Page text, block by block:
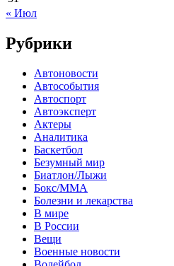
« Июл
Рубрики
Автоновости
Автособытия
Автоспорт
Автоэксперт
Актеры
Аналитика
Баскетбол
Безумный мир
Биатлон/Лыжи
Бокс/MMA
Болезни и лекарства
В мире
В России
Вещи
Военные новости